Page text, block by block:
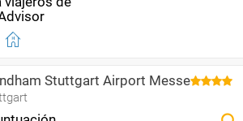
Stuttgart Airport Messe